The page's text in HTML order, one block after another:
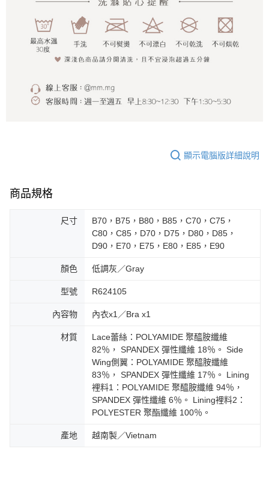
顯示電腦版詳細說明
商品規格
尺寸
B70，B75，B80，B85，C70，C75，
C80，C85，D70，D75，D80，D85，
D90，E70，E75，E80，E85，E90
顏色 低調灰／Gray
型號 R624105
內容物 內衣x1／Bra x1
材質
Lace蕾絲：POLYAMIDE 聚醯胺纖維
82％， SPANDEX 彈性纖維 18％。 Side
Wing側翼：POLYAMIDE 聚醯胺纖維
83％， SPANDEX 彈性纖維 17％。 Lining
裡料1：POLYAMIDE 聚醯胺纖維 94％，
SPANDEX 彈性纖維 6％。 Lining裡料2：
POLYESTER 聚酯纖維 100％。
產地 越南製／Vietnam